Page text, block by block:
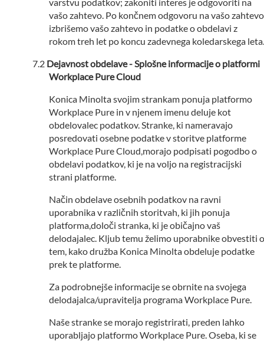
vašo zahtevo. Po končnem odgovoru na vašo zahtevo
izbrišemo vašo zahtevo in podatke o obdelavi z
rokom treh let po koncu zadevnega koledarskega leta.
Dejavnost obdelave - Splošne informacije o platformi
Workplace Pure Cloud
Konica Minolta svojim strankam ponuja platformo
Workplace Pure in v njenem imenu deluje kot
obdelovalec podatkov. Stranke, ki nameravajo
posredovati osebne podatke v storitve platforme
Workplace Pure Cloud,morajo podpisati pogodbo o
obdelavi podatkov, ki je na voljo na registracijski
strani platforme.
Način obdelave osebnih podatkov na ravni
uporabnika v različnih storitvah, ki jih ponuja
platforma,določi stranka, ki je običajno vaš
delodajalec. Kljub temu želimo uporabnike obvestiti o
tem, kako družba Konica Minolta obdeluje podatke
prek te platforme.
Za podrobnejše informacije se obrnite na svojega
delodajalca/upravitelja programa Workplace Pure.
Naše stranke se morajo registrirati, preden lahko
uporabljajo platformo Workplace Pure. Oseba, ki se